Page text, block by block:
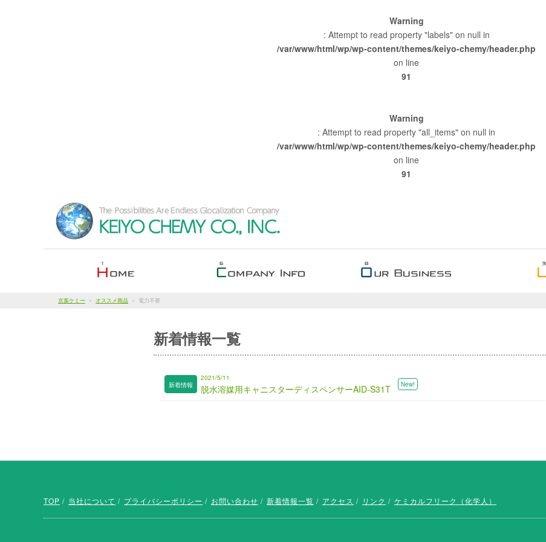
Warning
: Attempt to read property "labels" on null in
/var/www/html/wp/wp-content/themes/keiyo-chemy/header.php
on line
91
Warning
: Attempt to read property "all_items" on null in
/var/www/html/wp/wp-content/themes/keiyo-chemy/header.php
on line
91
京葉ケミー オススメ商品 電力不要
新着情報一覧
2021/5/11
脱水溶媒用キャニスターディスペンサーAID-S31T
TOP 当社について プライバシーポリシー お問い合わせ 新着情報一覧 アクセス リンク ケミカルフリーク（化学人）